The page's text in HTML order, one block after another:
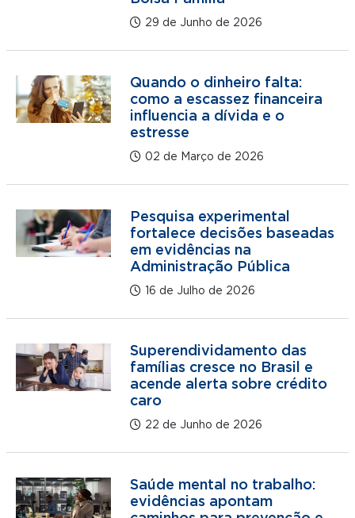
29 de Junho de 2026
Quando o dinheiro falta:
como a escassez financeira
influencia a dívida e o
estresse
02 de Março de 2026
Pesquisa experimental
fortalece decisões baseadas
em evidências na
Administração Pública
16 de Julho de 2026
Superendividamento das
famílias cresce no Brasil e
acende alerta sobre crédito
caro
22 de Junho de 2026
Saúde mental no trabalho:
evidências apontam